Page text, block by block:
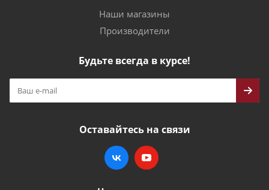
Наши магазины
Производители
Будьте всегда в курсе!
Оставайтесь на связи